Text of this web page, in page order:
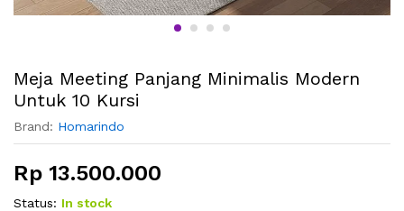
Meja Meeting Panjang Minimalis Modern
Untuk 10 Kursi
Brand: Homarindo
Rp 13.500.000
Status: In stock